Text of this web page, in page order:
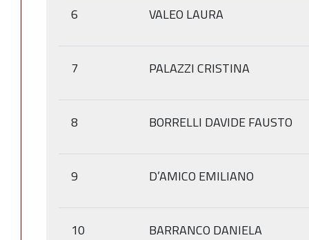
6 VALEO LAURA
7 PALAZZI CRISTINA
8 BORRELLI DAVIDE FAUSTO
9 D’AMICO EMILIANO
10 BARRANCO DANIELA